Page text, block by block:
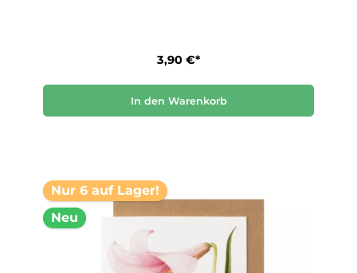
3,90 €*
In den Warenkorb
Nur 6 auf Lager!
Neu